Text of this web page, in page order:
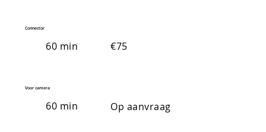
Connector
60 min €75
Voor camera
60 min Op aanvraag